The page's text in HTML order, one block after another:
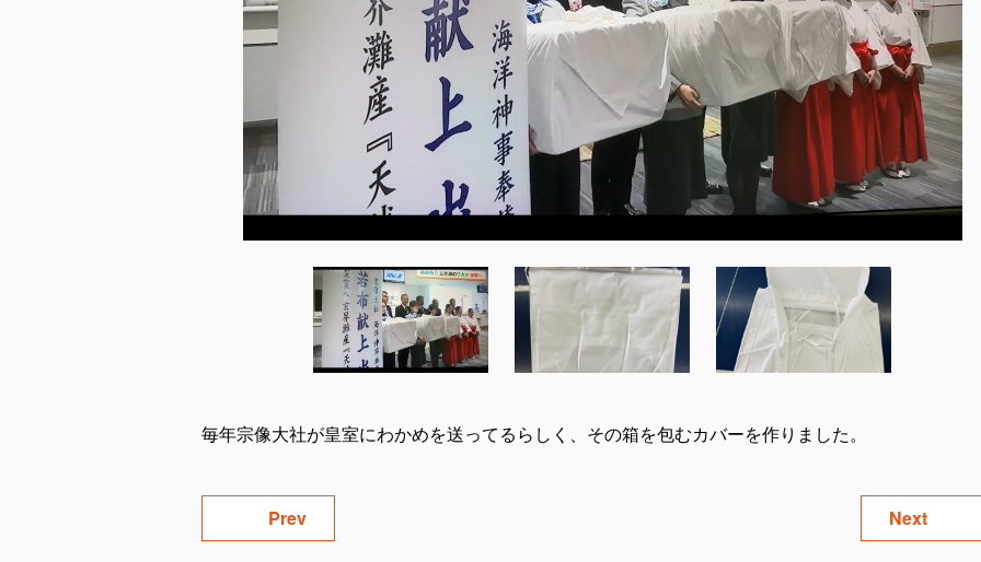
毎年宗像大社が皇室にわかめを送ってるらしく、その箱を包むカバーを作りました。
Prev Next